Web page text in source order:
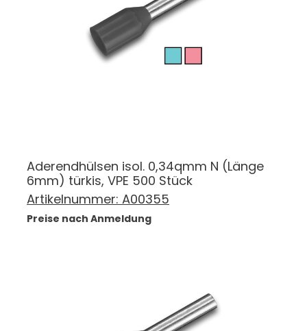
Aderendhülsen isol. 0,34qmm N (Länge
6mm) türkis, VPE 500 Stück
Artikelnummer: A00355
Preise nach Anmeldung